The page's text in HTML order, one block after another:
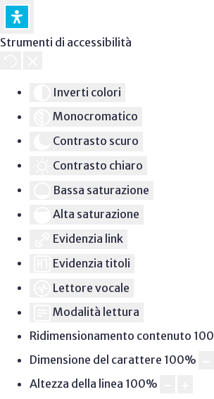
Strumenti di accessibilità
Inverti colori
Monocromatico
Contrasto scuro
Contrasto chiaro
Bassa saturazione
Alta saturazione
Evidenzia link
Evidenzia titoli
Lettore vocale
Modalità lettura
Ridimensionamento contenuto 100
Dimensione del carattere 100%
Altezza della linea 100%